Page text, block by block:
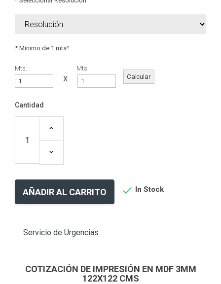
* Minimo de 1 mts²
Mts.
X
Mts.
Cantidad
AÑADIR AL CARRITO  In Stock
Servicio de Urgencias
COTIZACIÓN DE IMPRESIÓN EN MDF 3MM
122X122 CMS